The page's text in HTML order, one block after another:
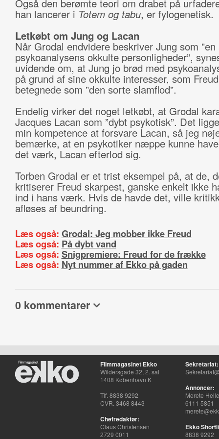
Også den berømte teori om drabet på
han lancerer i Totem og tabu, er fylogenetisk.
Letkøbt om Jung og Lacan
Når Grodal endvidere beskriver Jung som ”en
psykoanalysens okkulte personligheder”,
uvidende om, at Jung jo brød med
på grund af sine okkulte interesser, som Freud
betegnede som ”den sorte slamflod”.
Endelig virker det noget letkøbt, at Grodal
Jacques Lacan som ”dybt psykotisk”. Det
min kompetence at forsvare Lacan, så jeg
bemærke, at en psykotiker næppe kunne
det værk, Lacan efterlod sig.
Torben Grodal er et trist eksempel på, at de,
kritiserer Freud skarpest, ganske enkelt ikke
ind i hans værk. Hvis de havde det, ville
afløses af beundring.
Læs også: Grodal: Jeg mobber ikke Freud
Læs også: På dybt vand
Læs også: Snigpremiere: Freud for de frække
Læs også: Nyt nummer af Ekko på gaden
0 kommentarer
Filmmagasinet Ekko
Wildersgade 32, 2. sal
1408 København K
Tlf. 8838 9292
CVR. 3468 8443
Chefredaktør:
Claus Christensen
2729 0011
Sekretariat:
Annoncer:
Merete
6111 5851
Ekko
8838 9292